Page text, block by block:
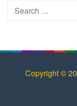
Search
Copyright ©